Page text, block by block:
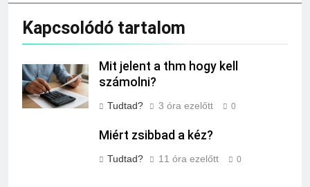
Kapcsolódó tartalom
Mit jelent a thm hogy kell
számolni?
Tudtad? 3 óra ezelőtt 0
Miért zsibbad a kéz?
Tudtad? 11 óra ezelőtt 0